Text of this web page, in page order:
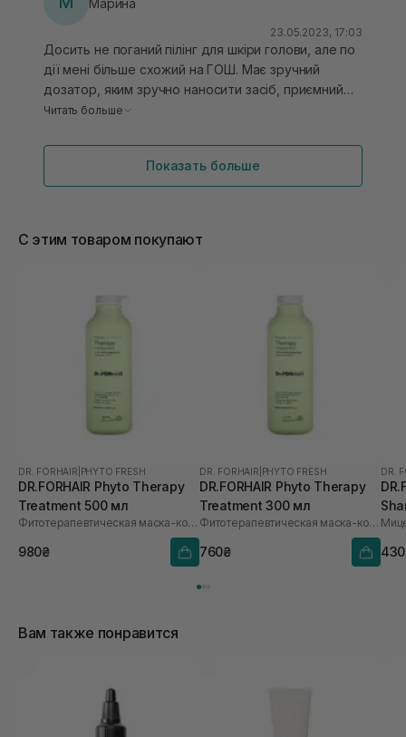
23.05.2023, 17:03
Досить не поганий пілінг для шкіри голови, але по
дії мені більше схожий на ГОШ. Має зручний
дозатор, яким зручно наносити засіб, приємний
запах. Після використання відчувається приємне
жирний тип шкіри голови особливо сподобається.
Читать больше
Показать больше
С этим товаром покупают
DR. FORHAIR PHYTO FRESH
DR.FORHAIR Phyto Therapy
Treatment 500 мл
Фитотерапевтическая маска-кондиционер для волос
980₴
DR. FORHAIR PHYTO FRESH
DR.FORHAIR Phyto Therapy
Treatment 300 мл
Фитотерапевтическая маска-кондиционер для волос
760₴
DR.
Вам также понравится